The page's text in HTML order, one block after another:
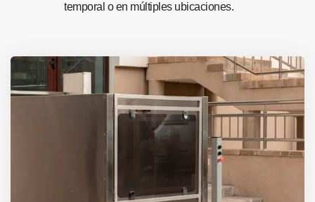
temporal o en múltiples ubicaciones.